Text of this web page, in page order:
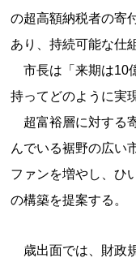
の超高額納税者の寄
あり、持続可能な仕
市長は「来期は10
持ってどのように実
超富裕層に対する
んでいる裾野の広い
ファンを増やし、ひ
の構築を提案する。
歳出面では、財政